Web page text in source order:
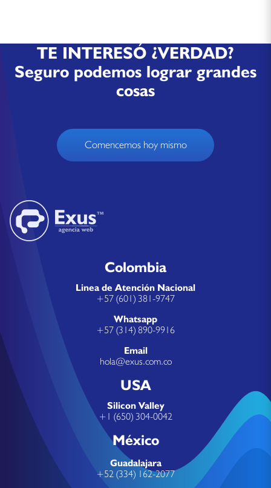
TE INTERESÓ ¿VERDAD?
Seguro podemos lograr grandes
cosas
Comencemos hoy mismo
Colombia
Linea de Atención Nacional
+57 (601) 381-9747
Whatsapp
+57 (314) 890-9916
Email
hola@exus.com.co
USA
Silicon Valley
+1 (650) 304-0042
México
Guadalajara
+52 (334) 162-2077